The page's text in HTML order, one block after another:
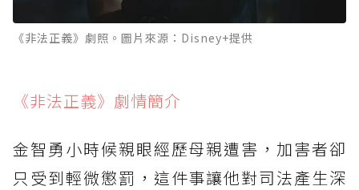
《非法正義》劇照。圖片來源：Disney+提供
《非法正義》劇情簡介
金智勇小時候親眼經歷母親遭害，加害者卻
只受到輕微懲罰，這件事讓他對司法產生深